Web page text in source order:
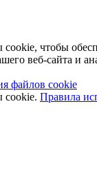
чтобы
веб-сайта и
файлов cookie
cookie. Правила